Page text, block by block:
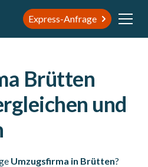
Express-Anfrage
Brütten
und
Umzugsfirma in Brütten?